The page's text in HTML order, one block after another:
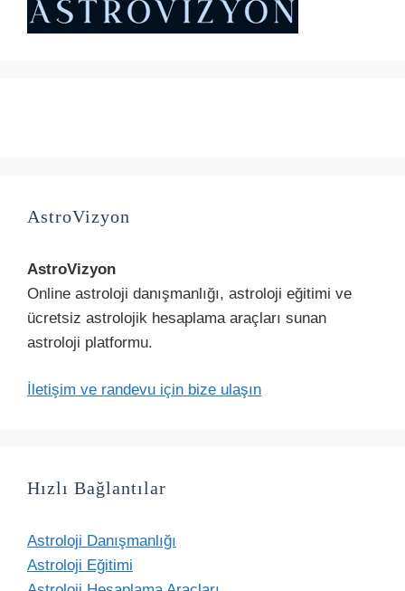
AstroVizyon
AstroVizyon
Online astroloji danışmanlığı, astroloji eğitimi ve
ücretsiz astrolojik hesaplama araçları sunan
astroloji platformu.
İletişim ve randevu için bize ulaşın
Hızlı Bağlantılar
Astroloji Danışmanlığı
Astroloji Eğitimi